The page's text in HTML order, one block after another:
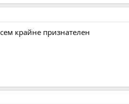
крайне признателен